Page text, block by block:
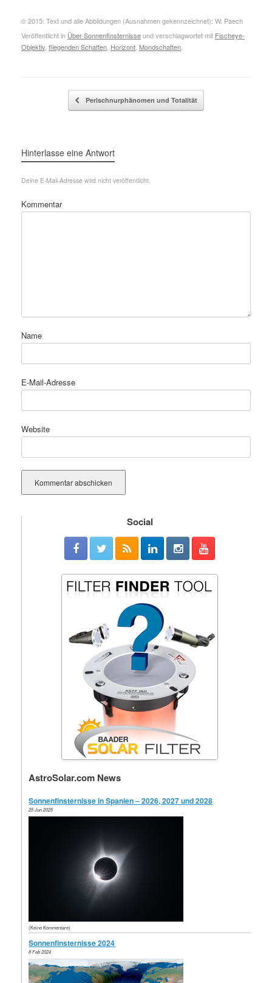
© 2015: Text und alle Abbildungen (Ausnahmen gekennzeichnet): W. Paech
Veröffentlicht in Über Sonnenfinsternisseund verschlagwortet mit Fischeye-
Objektiv, fliegenden Schatten Horizont Mondschatten
BeitragsnavigationPerlschnurphänomen und Totalität
Hinterlasse eine Antwort
Deine E-Mail-Adresse wird nicht veröffentlicht.
Kommentar
Name
E-Mail-Adresse
Website
Social
AstroSolar.com News
Sonnenfinsternisse in Spanien – 2026, 2027 und 2028
25 Jun 2025
(Keine Kommentare)
Sonnenfinsternisse 2024
8 Feb 2024